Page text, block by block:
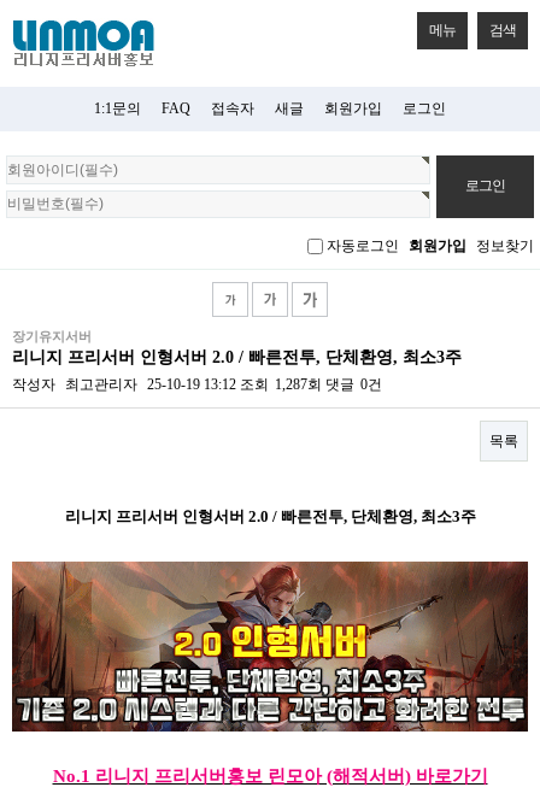
메뉴 검색
1:1문의 FAQ 접속자 새글 회원가입 로그인
회
원
로
자동로그인 회원가입 정보찾기
장기유지서버
리니지 프리서버 인형서버 2.0 / 빠른전투, 단체환영, 최소3주
작성자 최고관리자 25-10-19 13:12 조회 1,287회 댓글 0건
목록
리니지 프리서버 인형서버 2.0 / 빠른전투, 단체환영, 최소3주
No.1 리니지 프리서버홍보 린모아 (해적서버) 바로가기